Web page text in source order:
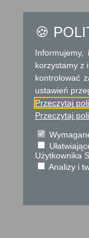
🍪
korzystamy z
kontrolować
ustawień
Przeczytaj
Przeczytaj
Użytkownika
Analizy i